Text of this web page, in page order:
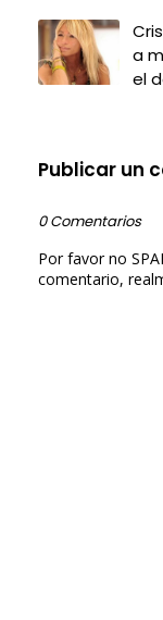
a
el
Publicar un
0 Comentarios
Por favor no
comentario,